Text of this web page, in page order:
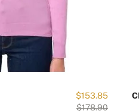
$153.85
$178.90